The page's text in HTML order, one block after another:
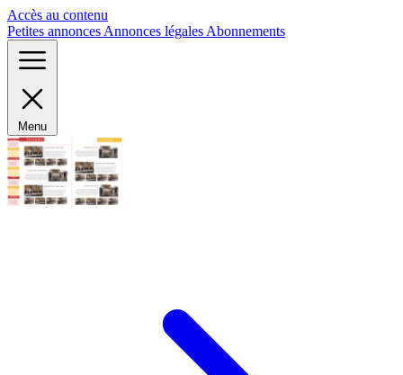
Accès au contenu
Petites annonces Annonces légales Abonnements
Menu
Panneau de gestion des cookies